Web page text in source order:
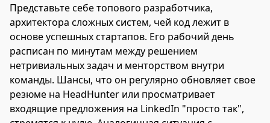
Представьте себе топового разработчика,
архитектора сложных систем, чей код лежит в
основе успешных стартапов. Его рабочий день
расписан по минутам между решением
нетривиальных задач и менторством внутри
команды. Шансы, что он регулярно обновляет свое
резюме на HeadHunter или просматривает
входящие предложения на LinkedIn "просто так",